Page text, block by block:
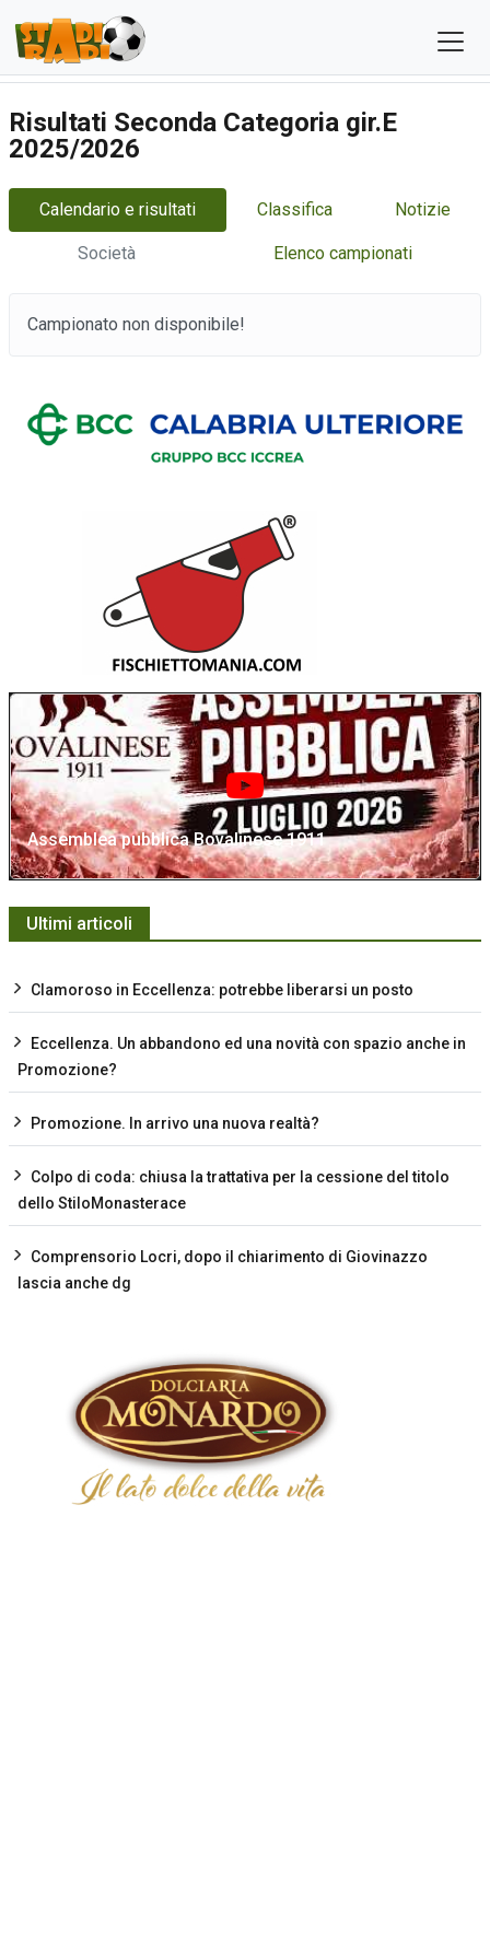
Risultati Seconda Categoria gir.E
2025/2026
Calendario e risultati Classifica Notizie
Società Elenco campionati
Campionato non disponibile!
Assemblea pubblica Bovalinese 1911
Ultimi articoli
Clamoroso in Eccellenza: potrebbe liberarsi un posto
Eccellenza. Un abbandono ed una novità con spazio anche in
Promozione?
Promozione. In arrivo una nuova realtà?
Colpo di coda: chiusa la trattativa per la cessione del titolo
dello StiloMonasterace
Comprensorio Locri, dopo il chiarimento di Giovinazzo
lascia anche dg